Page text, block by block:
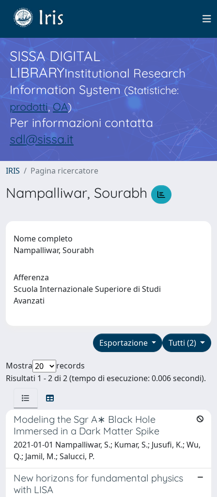
SISSA DIGITAL
LIBRARYInstitutional Research
Information System(Statistiche:
prodotti,OA)
Per informazioni contatta
sdl@sissa.it
IRIS Pagina ricercatore
Nampalliwar, Sourabh
Nome completo
Nampalliwar, Sourabh
Afferenza
Scuola Internazionale Superiore di Studi
Avanzati
Tutti (2)
Esportazione
Mostra
records
Risultati 1 - 2 di 2 (tempo di esecuzione: 0.006 secondi).
Modeling the Sgr A∗ Black Hole
Immersed in a Dark Matter Spike
2021-01-01 Nampalliwar, S.; Kumar, S.; Jusufi, K.; Wu,
Q.; Jamil, M.; Salucci, P.
New horizons for fundamental physics
with LISA